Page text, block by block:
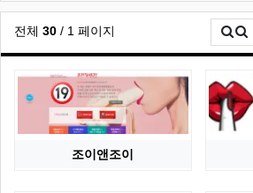
전체 30 / 1 페이지
조이앤조이